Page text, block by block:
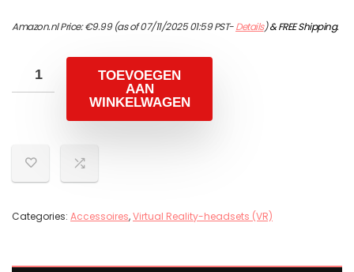
Amazon.nl Price:€9.99(as of 07/11/2025 01:59 PST-Details)&FREE Shipping.
TOEVOEGEN
AAN
WINKELWAGEN
Categories: Accessoires,Virtual Reality-headsets (VR)